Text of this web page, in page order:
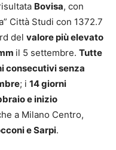
Bovisa, con
Città Studi con 1372.7
del valore più elevato
il 5 settembre. Tutte
consecutivi senza
; i 14 giorni
e inizio
a Milano Centro,
e Sarpi.